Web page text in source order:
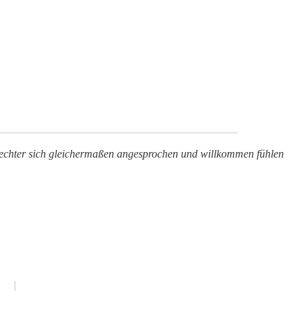
sich gleichermaßen angesprochen und willkommen fühlen